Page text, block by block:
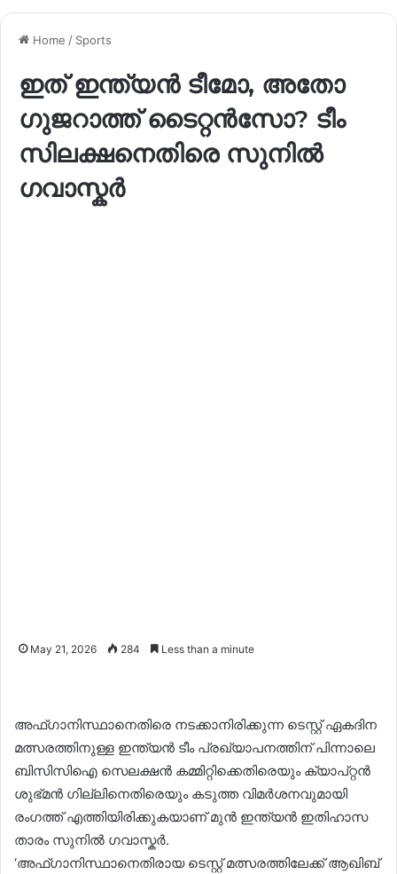
Home / Sports
ഇത് ഇന്ത്യൻ ടീമോ, അതോ
ഗുജറാത്ത് ടൈറ്റൻസോ? ടീം
സിലക്ഷനെതിരെ സുനിൽ
ഗവാസ്കർ
May 21, 2026 284 Less than a minute
അഫ്ഗാനിസ്ഥാനെതിരെ നടക്കാനിരിക്കുന്ന ടെസ്റ്റ് ഏകദിന
മത്സരത്തിനുള്ള ഇന്ത്യൻ ടീം പ്രഖ്യാപനത്തിന് പിന്നാലെ
ബിസിസിഐ സെലക്ഷൻ കമ്മിറ്റിക്കെതിരെയും ക്യാപ്റ്റൻ
ശുഭ്മൻ ഗില്ലിനെതിരെയും കടുത്ത വിമർശനവുമായി
രംഗത്ത് എത്തിയിരിക്കുകയാണ് മുൻ ഇന്ത്യൻ ഇതിഹാസ
താരം സുനിൽ ഗവാസ്കർ.
‘അഫ്ഗാനിസ്ഥാനെതിരായ ടെസ്റ്റ് മത്സരത്തിലേക്ക് ആഖിബ്